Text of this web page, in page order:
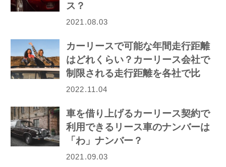
ス？
2021.08.03
カーリースで可能な年間走行距離
はどれくらい？カーリース会社で
制限される走行距離を各社で比
較！
2022.11.04
車を借り上げるカーリース契約で
利用できるリース車のナンバーは
「わ」ナンバー？
2021.09.03